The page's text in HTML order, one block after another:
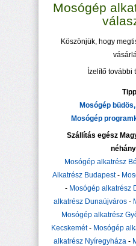
Mosógép
Köszönjük, hogy
Ízelítő további
Mosógép
Mosógép
Szállítás egész
Mosógép alkatrész
Alkatrész Budapest-
- Mosógép alkatrész
alkatrész Dunaújváros-
Mosógép alkatrész
Kecskemét- Mosógép
alkatrész Nyíregyháza-